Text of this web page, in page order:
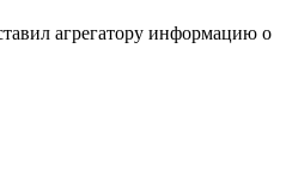
агрегатору информацию о